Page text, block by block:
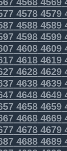
45784579
45884589
45984599
46084609
46184619
46284629
46384639
46484649
46584659
46684669
46784679
46884689